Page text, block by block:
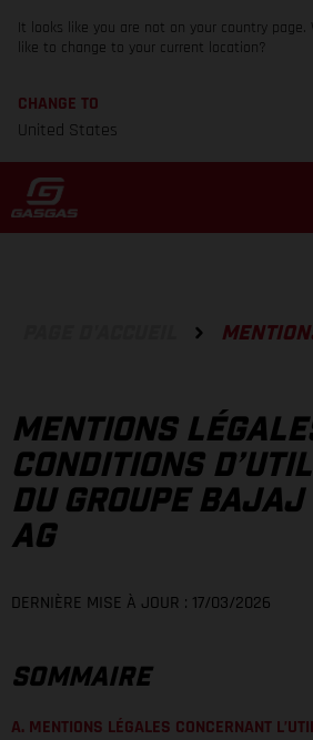
It looks like you are not on your country page.
like to change to your current location?
CHANGE TO
United States
MENTIONS
CONDITIONS
DU GROUPE
AG
DERNIÈRE MISE À JOUR : 17/03/2026
SOMMAIRE
A. MENTIONS LÉGALES CONCERNANT